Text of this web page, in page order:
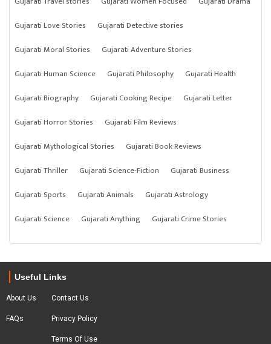
Gujarati Love Stories
Gujarati Detective stories
Gujarati Moral Stories
Gujarati Adventure Stories
Gujarati Human Science
Gujarati Philosophy
Gujarati Health
Gujarati Biography
Gujarati Cooking Recipe
Gujarati Letter
Gujarati Horror Stories
Gujarati Film Reviews
Gujarati Mythological Stories
Gujarati Book Reviews
Gujarati Thriller
Gujarati Science-Fiction
Gujarati Business
Gujarati Sports
Gujarati Animals
Gujarati Astrology
Gujarati Science
Gujarati Anything Gujarati Crime Stories
Useful Links
About Us
FAQs
Contact Us
Privacy Policy
Terms Of Use